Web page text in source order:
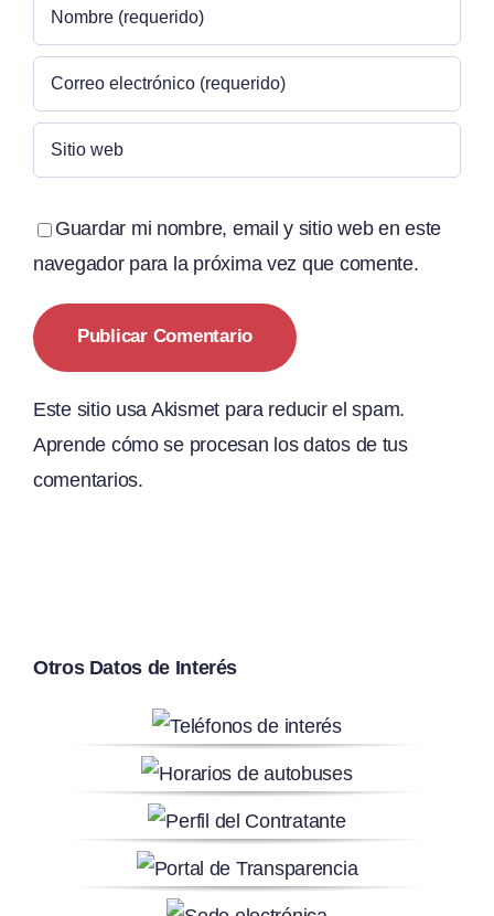
Guardar mi nombre, email y sitio web en este
navegador para la próxima vez que comente.
Este sitio usa Akismet para reducir el spam.
Aprende cómo se procesan los datos de tus
comentarios.
Otros Datos de Interés